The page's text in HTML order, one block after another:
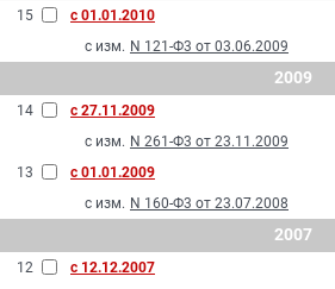
15
с 01.01.2010
с изм. N 121-Ф3 от 03.06.2009
2009
14
с 27.11.2009
с изм. N 261-Ф3 от 23.11.2009
13
с 01.01.2009
с изм. N 160-Ф3 от 23.07.2008
2007
12
с 12.12.2007